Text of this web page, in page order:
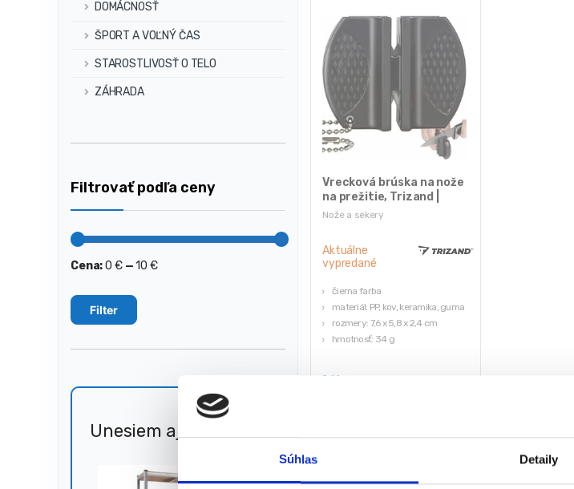
Súhlas Detaily
Nože a sekery
Vrecková brúska na nože
na prežitie, Trizand |
22274
Aktuálne
vypredané
čierna farba
materiál: PP, kov, keramika, guma
rozmery: 7,6 x 5,8 x 2,4 cm
hmotnosť: 34 g
5,00
★★★★★
DOMÁCNOSŤ
ŠPORT A VOĽNÝ ČAS
STAROSTLIVOSŤ O TELO
ZÁHRADA
Filtrovať podľa ceny
Minimálna
Maximálna
Filter
Cena:0 €—10 €
Unesiem aj 🐎 51%